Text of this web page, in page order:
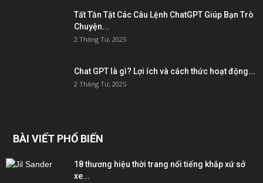
Tất Tần Tật Các Câu Lệnh ChatGPT Giúp Bạn Trò
Chuyện...
2 Tháng Tư, 2025
Chat GPT là gì? Lợi ích và cách thức hoạt động...
2 Tháng Tư, 2025
BÀI VIẾT PHỔ BIẾN
18 thương hiệu thời trang nổi tiếng khắp xứ sở
xe...